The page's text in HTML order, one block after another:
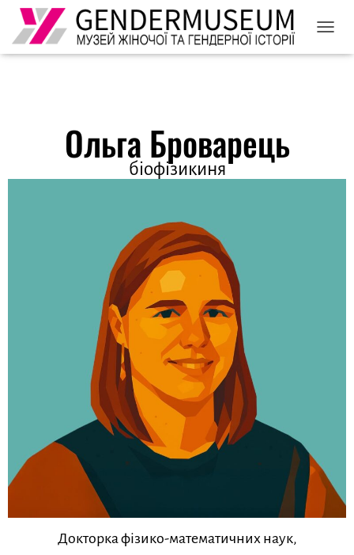
Ольга Броварець
біофізикиня
Докторка фізико-математичних наук,